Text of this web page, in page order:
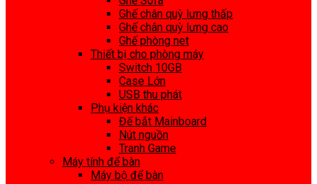
Ghế chân quỳ lưng thấp
Ghế chân quỳ lưng cao
Ghế phòng net
Thiết bị cho phòng máy
Switch 10GB
Case Lớn
USB thu phát
Phụ kiện khác
Đế bắt Mainboard
Nút nguồn
Tranh Game
Máy tính để bàn
Máy bộ để bàn